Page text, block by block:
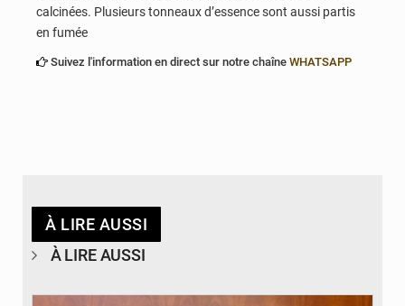
calcinées. Plusieurs tonneaux d’essence sont aussi partis
en fumée
Suivez l'information en direct sur notre chaîne WHATSAPP
À LIRE AUSSI
À LIRE AUSSI